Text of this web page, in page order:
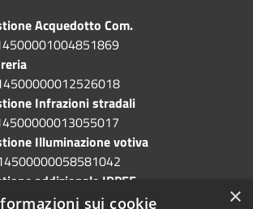
Acquedotto Com.
Infrazioni stradali
Illuminazione votiva
addizionale IRPEF
×
sui cookie